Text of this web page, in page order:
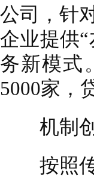
公司，针
企业提供
务新模式
5000家，
机制创
按照传